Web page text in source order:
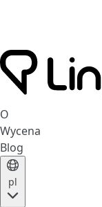
O
Wycena
Blog
pl